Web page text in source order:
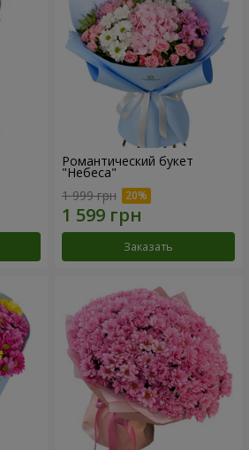
Романтический букет
"Небеса"
1 999 грн
Заказать